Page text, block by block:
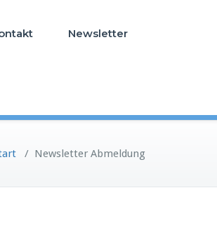
Newsletter
/ Newsletter Abmeldung